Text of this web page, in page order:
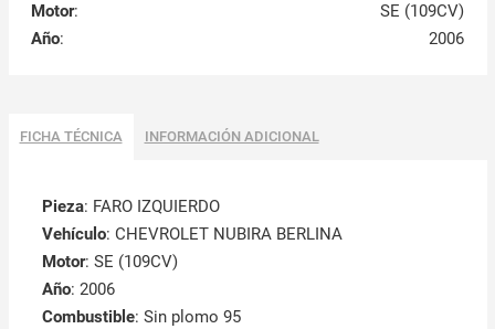
Motor:
SE (109CV)
Año: 2006
FICHA TÉCNICA INFORMACIÓN ADICIONAL
Pieza: FARO IZQUIERDO
Vehículo: CHEVROLET NUBIRA BERLINA
Motor: SE (109CV)
Año: 2006
Combustible: Sin plomo 95